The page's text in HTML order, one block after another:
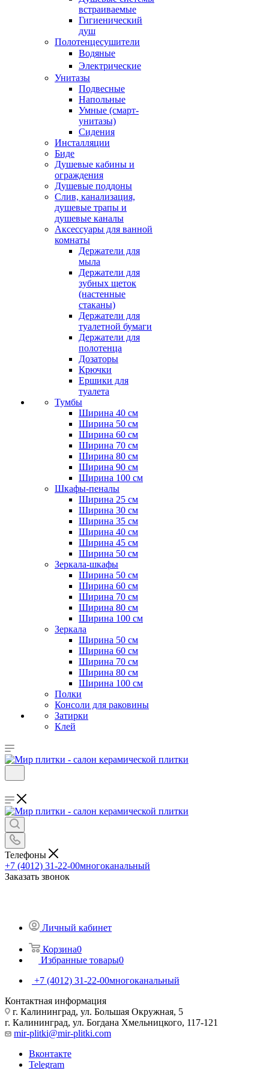
встраиваемые
Гигиенический
душ
Полотенцесушители
ㅤВодяные
ㅤЭлектрические
Унитазы
Подвесные
Напольные
Умные (смарт-
унитазы)
Сидения
Инсталляции
Биде
Душевые кабины и
ограждения
Душевые поддоны
Слив, канализация,
душевые трапы и
душевые каналы
Аксессуары для ванной
комнаты
Держатели для
мыла
Держатели для
зубных щеток
(настенные
стаканы)
Держатели для
туалетной бумаги
Держатели для
полотенца
Дозаторы
Крючки
Ершики для
туалета
Тумбы
Ширина 40 см
Ширина 50 см
Ширина 60 см
Ширина 70 см
Ширина 80 см
Ширина 90 см
Ширина 100 см
Шкафы-пеналы
Ширина 25 см
Ширина 30 см
Ширина 35 см
Ширина 40 см
Ширина 45 см
Ширина 50 см
Зеркала-шкафы
Ширина 50 см
Ширина 60 см
Ширина 70 см
Ширина 80 см
Ширина 100 см
Зеркала
Ширина 50 см
Ширина 60 см
Ширина 70 см
Ширина 80 см
Ширина 100 см
Полки
Консоли для раковины
Затирки
Клей
Телефоны
+7 (4012) 31-22-00многоканальный
Заказать звонок
Личный кабинет
Корзина0
Избранные товары0
+7 (4012) 31-22-00многоканальный
Контактная информация
г. Калининград, ул. Большая Окружная, 5
г. Калининград, ул. Богдана Хмельницкого, 117-121
mir-plitki@mir-plitki.com
Вконтакте
Telegram